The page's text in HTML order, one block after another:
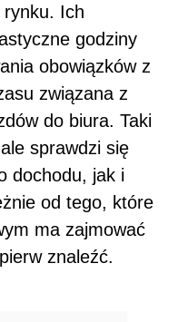
rynku. Ich
godziny
obowiązków z
związana z
ów do biura. Taki
sprawdzi się
dochodu, jak i
od tego, które
ma zajmować
znaleźć.